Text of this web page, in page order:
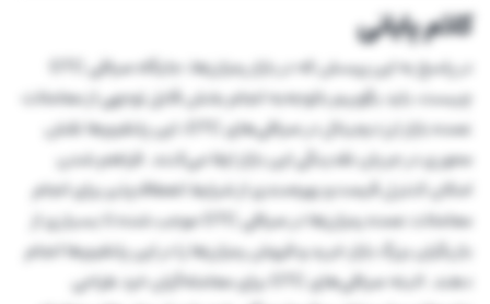
کلام پایانی
در پاسخ به این پرسش که در بازار رمزارزها، جایگاه صرافی OTC
چیست، باید بگوییم باتوجه‌به انجام بخش قابل توجهی از معاملات
عمده بازار ارز دیجیتال در صرافی‌های OTC، این پلتفرم‌ها نقش
محوری در جریان نقدینگی این بازار ایفا می‌کنند. فراهم شدن
امکان کنترل قیمت و بهره‌مندی از شرایط انعطاف‌پذیر برای انجام
معاملات عمده رمزارزها در صرافی OTC موجب شده تا بسیاری از
بازیگران بزرگ بازار خرید و فروش رمزارزها را در این پلتفرم‌ها انجام
دهند. البته صرافی‌های OTC برای معامله‌گران خرد طراحی